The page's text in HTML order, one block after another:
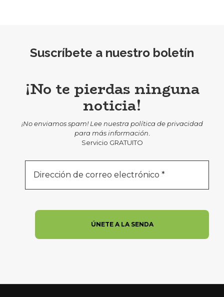
Suscríbete a nuestro boletín
¡No te pierdas ninguna
noticia!
¡No enviamos spam! Lee nuestra política de privacidad
para más información
Servicio GRATUITO